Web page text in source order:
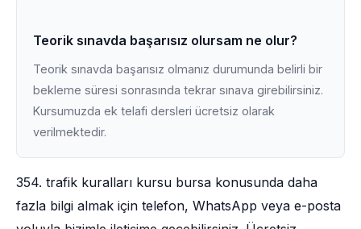
Teorik sınavda başarısız olursam ne olur?
Teorik sınavda başarısız olmanız durumunda belirli bir
bekleme süresi sonrasında tekrar sınava girebilirsiniz.
Kursumuzda ek telafi dersleri ücretsiz olarak
verilmektedir.
354. trafik kuralları kursu bursa konusunda daha
fazla bilgi almak için telefon, WhatsApp veya e-posta